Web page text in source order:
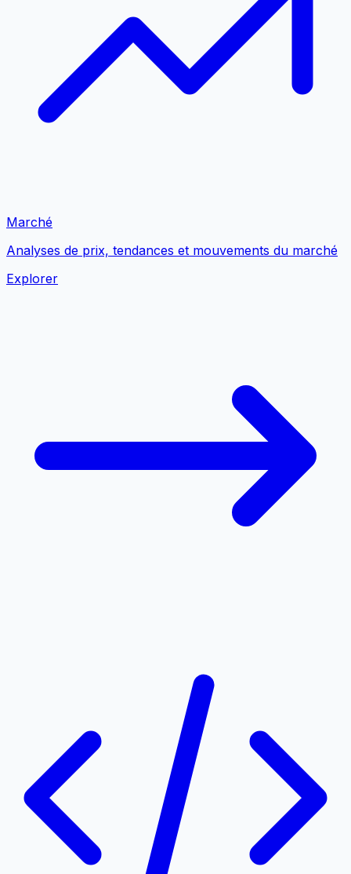
Marché
Analyses de prix, tendances et mouvements du marché
Explorer